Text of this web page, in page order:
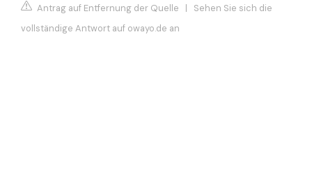
Antrag auf Entfernung der Quelle | Sehen Sie sich die
vollständige Antwort auf owayo.de an